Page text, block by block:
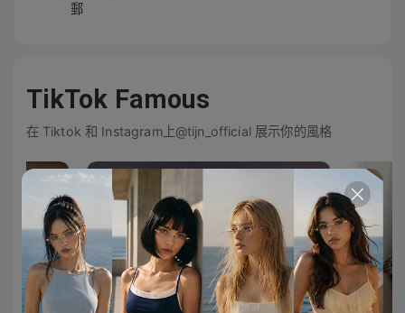
郵
TikTok Famous
在 Tiktok 和 Instagram上@tijn_official 展示你的風格